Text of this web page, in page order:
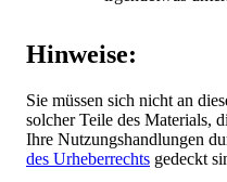
Hinweise:
Sie müssen sich nicht an
solcher Teile des Materials,
Ihre Nutzungshandlungen
des Urheberrechts gedeckt